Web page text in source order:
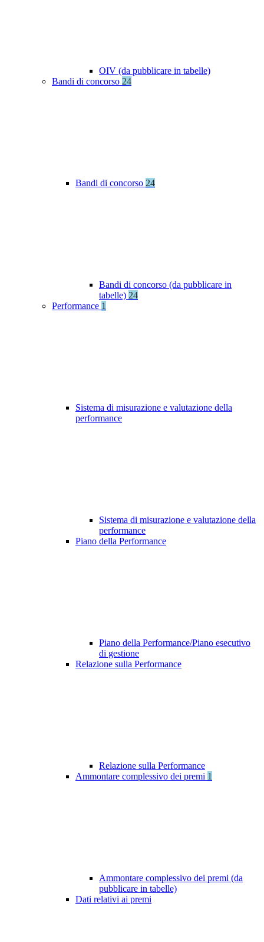
OIV (da pubblicare in tabelle)
Bandi di concorso 24
Bandi di concorso 24
Bandi di concorso (da pubblicare in
tabelle) 24
Performance 1
Sistema di misurazione e valutazione della
performance
Sistema di misurazione e valutazione della
performance
Piano della Performance
Piano della Performance/Piano esecutivo
di gestione
Relazione sulla Performance
Relazione sulla Performance
Ammontare complessivo dei premi 1
Ammontare complessivo dei premi (da
pubblicare in tabelle)
Dati relativi ai premi